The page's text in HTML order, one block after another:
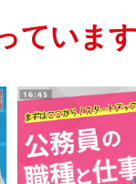
ています